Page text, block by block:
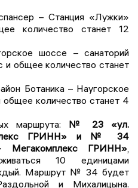
– Станция «Лужки»
количество станет 12
шоссе – санаторий
общее количество станет
Ботаника – Наугорское
количество станет 4
маршрута: № 23 «ул.
ГРИНН» и № 34
Мегакомплекс ГРИНН»,
10 единицами
Маршрут № 34 будет
и Михалицына.